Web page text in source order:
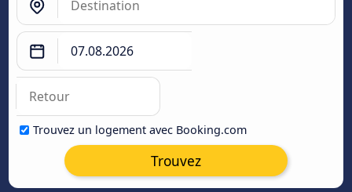
Trouvez un logement avec Booking.com
Trouvez